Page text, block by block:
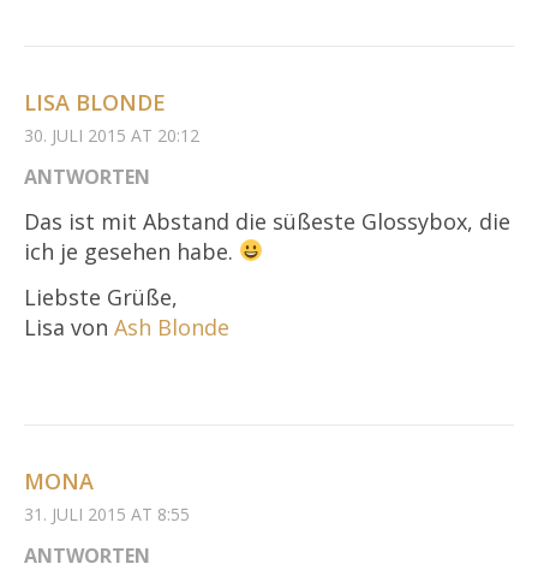
LISA BLONDE
30. JULI 2015 AT 20:12
ANTWORTEN
Das ist mit Abstand die süßeste Glossybox, die
ich je gesehen habe.
Liebste Grüße,
Lisa von Ash Blonde
MONA
31. JULI 2015 AT 8:55
ANTWORTEN